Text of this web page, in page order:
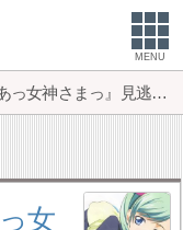
MENU
ロマンスアニメ『ああっ女神さまっ』見逃してはいけない
女